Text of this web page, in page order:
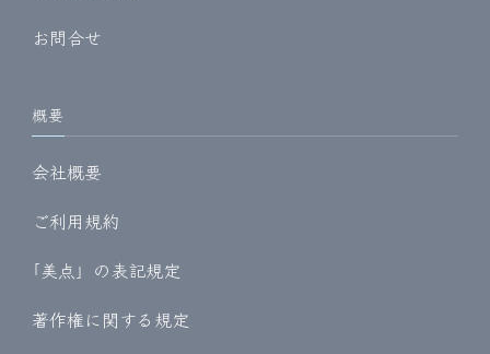
お問合せ
概要
会社概要
ご利用規約
｢美点」の表記規定
著作権に関する規定